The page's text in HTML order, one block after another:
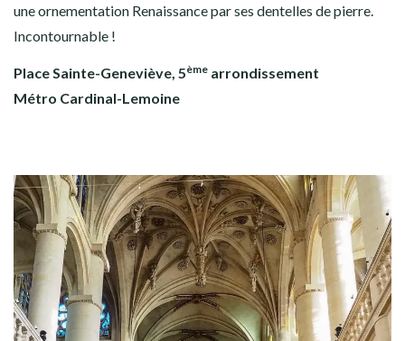
une ornementation Renaissance par ses dentelles de pierre.
Incontournable !
Place Sainte-Geneviève, 5ème arrondissement
Métro Cardinal-Lemoine